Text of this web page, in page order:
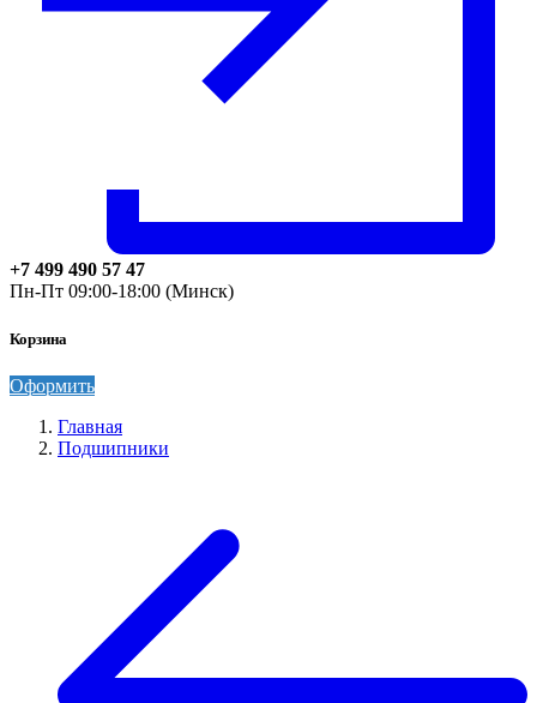
+7 499 490 57 47
Пн-Пт 09:00-18:00 (Минск)
Корзина
Оформить
Главная
Подшипники